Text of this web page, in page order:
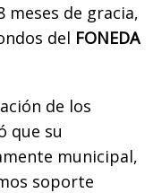
meses de gracia,
del FONEDA
de los
que su
municipal,
soporte